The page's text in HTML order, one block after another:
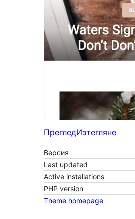
ПрегледИзтегляне
Версия
Last updated
Active installations
PHP version
Theme homepage